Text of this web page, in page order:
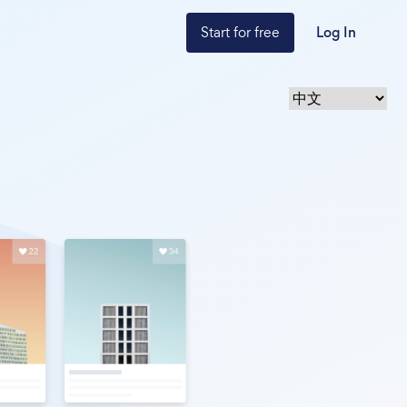
Start for free Log In